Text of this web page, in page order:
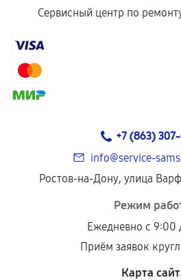
Сервисный центр по
+7 (863)
info@service-
Ростов-на-Дону, улица
Режим
Ежедневно с 9:00
Приём заявок
Карта